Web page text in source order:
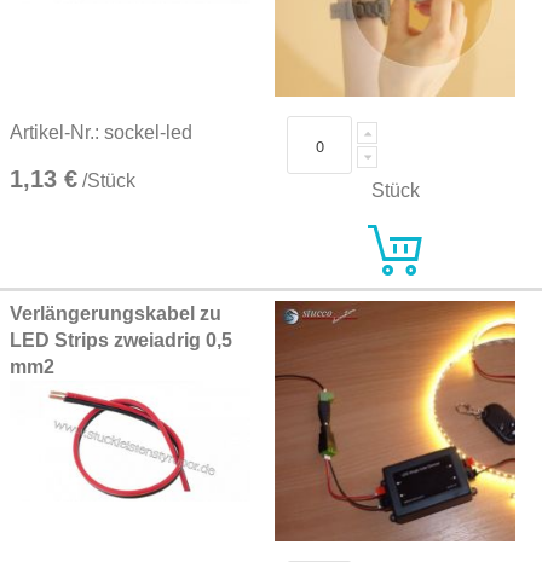
Artikel-Nr.: sockel-led
1,13 € /Stück Stück
Verlängerungskabel zu
LED Strips zweiadrig 0,5
mm2